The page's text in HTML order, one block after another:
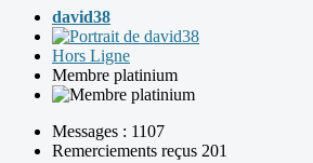
david38
Hors Ligne
Membre platinium
Messages : 1107
Remerciements reçus 201